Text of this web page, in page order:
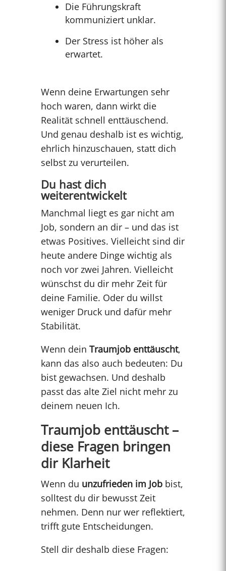
Die Führungskraft
kommuniziert unklar.
Der Stress ist höher als
erwartet.
Wenn deine Erwartungen sehr
hoch waren, dann wirkt die
Realität schnell enttäuschend.
Und genau deshalb ist es wichtig,
ehrlich hinzuschauen, statt dich
selbst zu verurteilen.
Du hast dich
weiterentwickelt
Manchmal liegt es gar nicht am
Job, sondern an dir – und das ist
etwas Positives. Vielleicht sind dir
heute andere Dinge wichtig als
noch vor zwei Jahren. Vielleicht
wünschst du dir mehr Zeit für
deine Familie. Oder du willst
weniger Druck und dafür mehr
Stabilität.
Wenn dein Traumjob enttäuscht,
kann das also auch bedeuten: Du
bist gewachsen. Und deshalb
passt das alte Ziel nicht mehr zu
deinem neuen Ich.
Traumjob enttäuscht –
diese Fragen bringen
dir Klarheit
Wenn du unzufrieden im Jobbist,
solltest du dir bewusst Zeit
nehmen. Denn nur wer reflektiert,
trifft gute Entscheidungen.
Stell dir deshalb diese Fragen: